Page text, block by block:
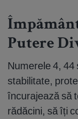
Putere
Numerele 4, 44
stabilitate,
încurajează să
rădăcini, să îți